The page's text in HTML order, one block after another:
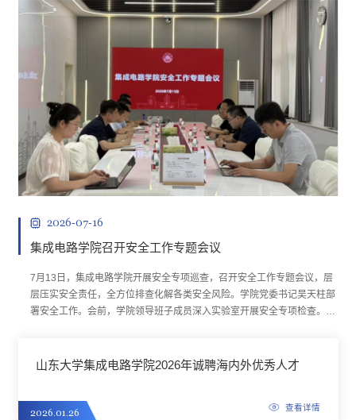
2026-07-16
集成电路学院召开安全工作专题会议
7月13日，集成电路学院开展安全专项巡查，召开安全工作专题会议，层
层压实安全责任，全方位排查化解各类安全风险。学院党委书记吴天柱部
署安全工作。会前，学院领导班子成员深入实验室开展安全专项检查。重
安全责任人。领导班子安全工作专题会上，与会领导班子成员结合分管工
山东大学集成电路学院2026年诚聘海内外优秀人才
2026.01.26 查看详情